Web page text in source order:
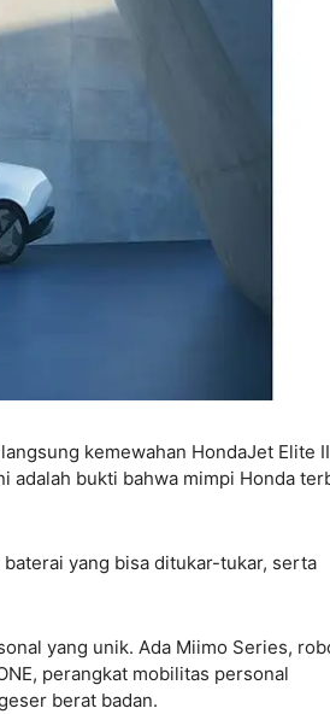
kemewahan HondaJet Elite
adalah bukti bahwa mimpi Honda
yang bisa ditukar-tukar, serta
yang unik. Ada Miimo Series,
perangkat mobilitas personal
berat badan.